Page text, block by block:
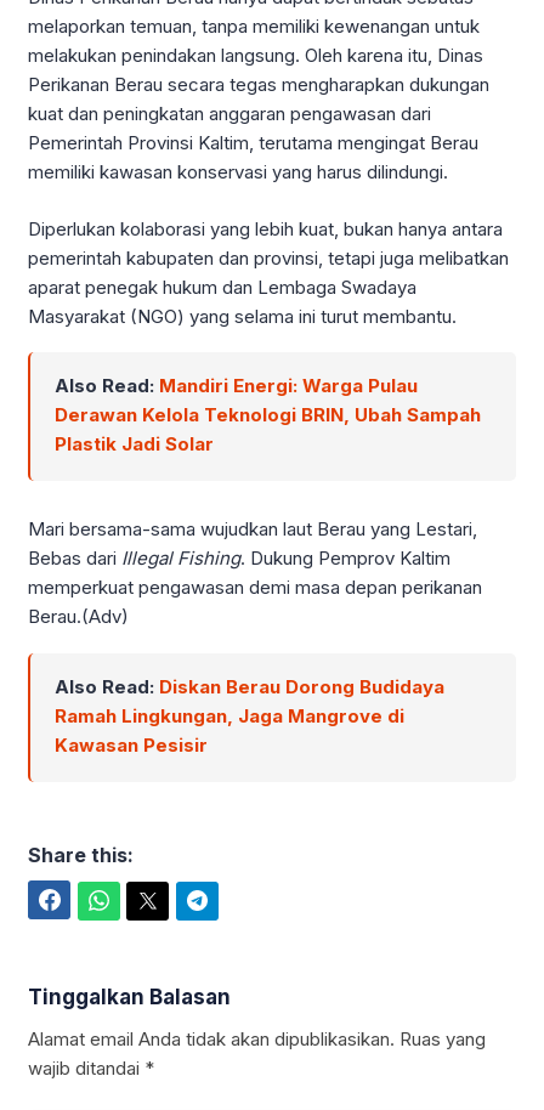
melaporkan temuan, tanpa memiliki kewenangan untuk
melakukan penindakan langsung. Oleh karena itu, Dinas
Perikanan Berau secara tegas mengharapkan dukungan
kuat dan peningkatan anggaran pengawasan dari
Pemerintah Provinsi Kaltim, terutama mengingat Berau
memiliki kawasan konservasi yang harus dilindungi.
Diperlukan kolaborasi yang lebih kuat, bukan hanya antara
pemerintah kabupaten dan provinsi, tetapi juga melibatkan
aparat penegak hukum dan Lembaga Swadaya
Masyarakat (NGO) yang selama ini turut membantu.
Also Read: Mandiri Energi: Warga Pulau
Derawan Kelola Teknologi BRIN, Ubah Sampah
Plastik Jadi Solar
Mari bersama-sama wujudkan laut Berau yang Lestari,
Bebas dari Illegal Fishing. Dukung Pemprov Kaltim
memperkuat pengawasan demi masa depan perikanan
Berau.(Adv)
Also Read: Diskan Berau Dorong Budidaya
Ramah Lingkungan, Jaga Mangrove di
Kawasan Pesisir
Share this:
Tinggalkan Balasan
Alamat email Anda tidak akan dipublikasikan. Ruas yang
wajib ditandai *